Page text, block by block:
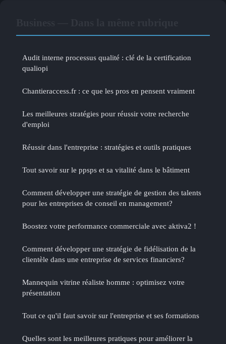
Audit interne processus qualité : clé de la certification
qualiopi
Chantieraccess.fr : ce que les pros en pensent vraiment
Les meilleures stratégies pour réussir votre recherche
d'emploi
Réussir dans l'entreprise : stratégies et outils pratiques
Tout savoir sur le ppsps et sa vitalité dans le bâtiment
Comment développer une stratégie de gestion des talents
pour les entreprises de conseil en management?
Boostez votre performance commerciale avec aktiva2 !
Comment développer une stratégie de fidélisation de la
clientèle dans une entreprise de services financiers?
Mannequin vitrine réaliste homme : optimisez votre
présentation
Tout ce qu'il faut savoir sur l'entreprise et ses formations
Quelles sont les meilleures pratiques pour améliorer la